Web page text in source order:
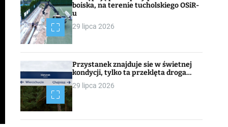
boiska, na terenie tucholskiego OSiR-
u
29 lipca 2026
Przystanek znajduje sie w świetnej
kondycji, tylko ta przeklęta droga…
29 lipca 2026